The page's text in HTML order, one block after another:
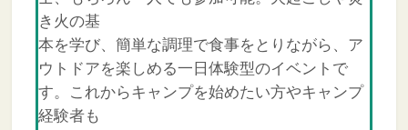
き火の基
本を学び、簡単な調理で食事をとりながら、ア
ウトドアを楽しめる一日体験型のイベントで
す。これからキャンプを始めたい方やキャンプ
経験者も